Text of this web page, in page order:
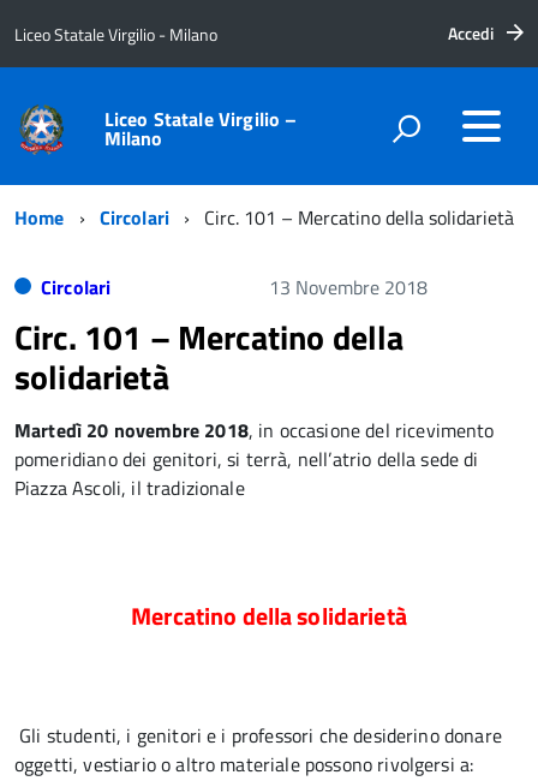
Liceo Statale Virgilio - Milano Accedi
Liceo Statale Virgilio –
Milano
Home Circolari Circ. 101 – Mercatino della solidarietà
Circolari 13 Novembre 2018
Circ. 101 – Mercatino della
solidarietà
Martedì 20 novembre 2018, in occasione del ricevimento
pomeridiano dei genitori, si terrà, nell’atrio della sede di
Piazza Ascoli, il tradizionale
Mercatino della solidarietà
Gli studenti, i genitori e i professori che desiderino donare
oggetti, vestiario o altro materiale possono rivolgersi a: